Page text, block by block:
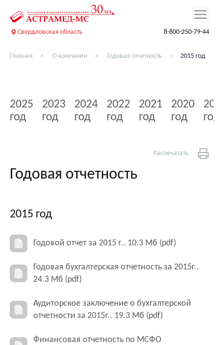
Свердловская область 8-800-250-79-44
Главная О компании Годовая отчетность 2015 год
Годовая отчетность
Распечатать
2025
год
2023
год
2024
год
2022
год
2021
год
2020
год
год
2015 год
Годовой отчет за 2015 г.. 10.3 Мб (pdf)
Годовая бухгалтерская отчетность за 2015г..
24.3 Мб (pdf)
Аудиторское заключение о бухгалтерской
отчетности за 2015г.. 19.3 Мб (pdf)
Финансовая отчетность по МСФО